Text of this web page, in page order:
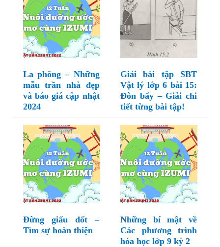
La phông – Những
mẫu trần nhà đẹp
và báo giá cập nhật
2024
Giải bài tập SBT
Vật lý lớp 6 bài 15:
Đòn bẩy – Giải chi
tiết từng bài tập!
Đừng giấu dốt –
Tìm sự hoàn thiện
Những bí mật về
Các phương trình
hóa học lớp 9 kỳ 2